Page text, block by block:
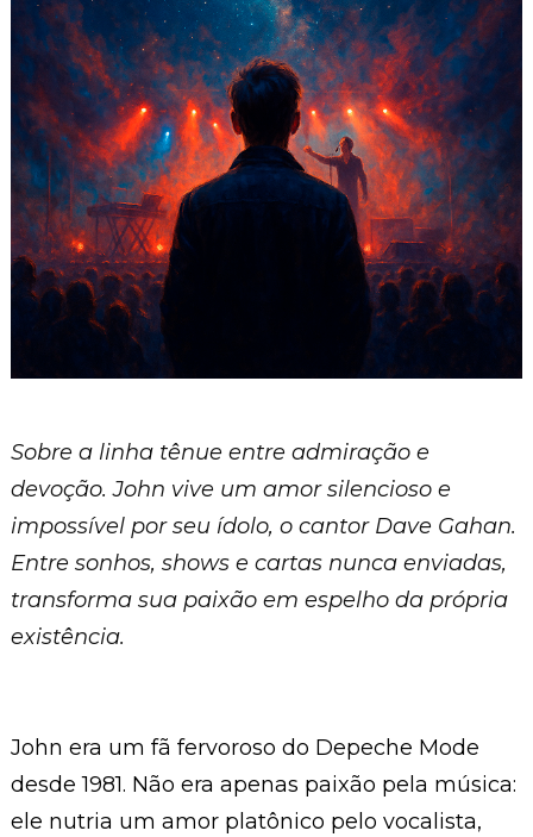
Sobre a linha tênue entre admiração e
devoção. John vive um amor silencioso e
impossível por seu ídolo, o cantor Dave Gahan.
Entre sonhos, shows e cartas nunca enviadas,
transforma sua paixão em espelho da própria
existência.
John era um fã fervoroso do Depeche Mode
desde 1981. Não era apenas paixão pela música:
ele nutria um amor platônico pelo vocalista,